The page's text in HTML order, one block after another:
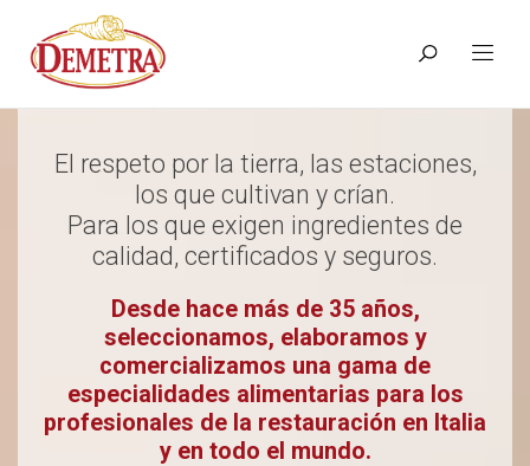
El respeto por la tierra, las estaciones,
los que cultivan y crían.
Para los que exigen ingredientes de
calidad, certificados y seguros.
Desde hace más de 35 años,
seleccionamos, elaboramos y
comercializamos una gama de
especialidades alimentarias para los
profesionales de la restauración en Italia
y en todo el mundo.